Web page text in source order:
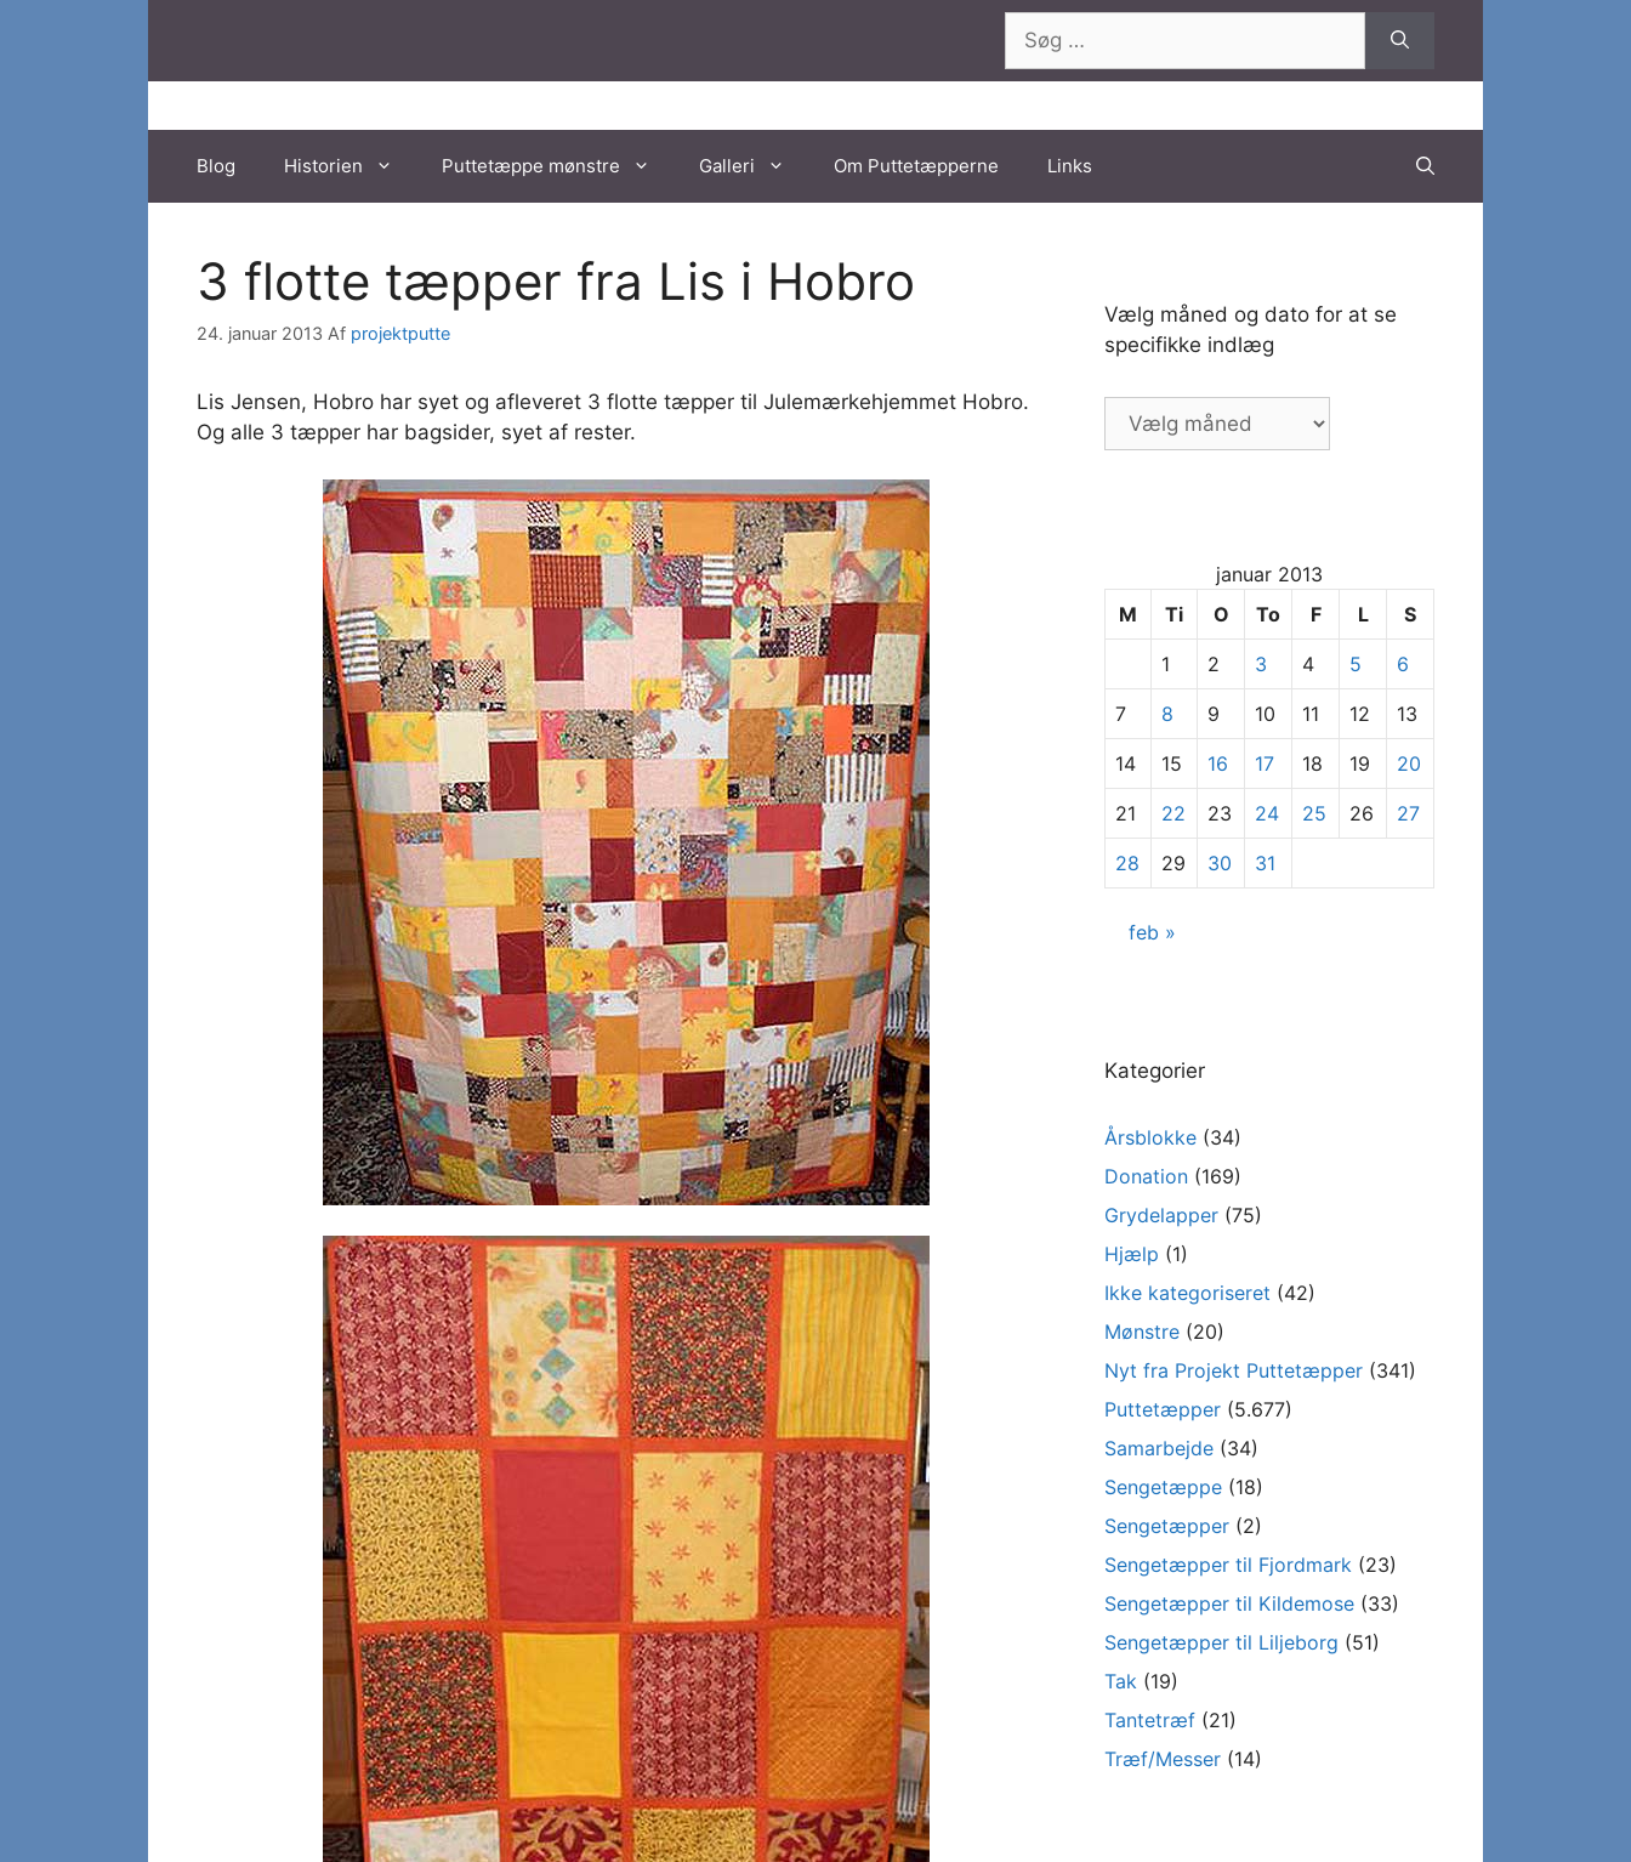
efter:
Blog Historien Puttetæppe mønstre Galleri Om Puttetæpperne Links
3 flotte tæpper fra Lis i Hobro
24. januar 2013 Af projektputte
Lis Jensen, Hobro har syet og afleveret 3 flotte tæpper til Julemærkehjemmet Hobro.
Og alle 3 tæpper har bagsider, syet af rester.
Vælg måned og dato for at se
specifikke indlæg
Vælg
måned
se
specifikke
indlæg
januar 2013
M
Ti O To F L S
1 2 3 4 5 6
7 8 9 10 11 12 13
14 15 16 17 18 19 20
21 22 23 24 25 26 27
28 29 30 31
feb »
Kategorier
Årsblokke (34)
Donation (169)
Grydelapper (75)
Hjælp (1)
Ikke kategoriseret (42)
Mønstre (20)
Nyt fra Projekt Puttetæpper (341)
Puttetæpper (5.677)
Samarbejde (34)
Sengetæppe (18)
Sengetæpper (2)
Sengetæpper til Fjordmark (23)
Sengetæpper til Kildemose (33)
Sengetæpper til Liljeborg (51)
Tak (19)
Tantetræf (21)
Træf/Messer (14)